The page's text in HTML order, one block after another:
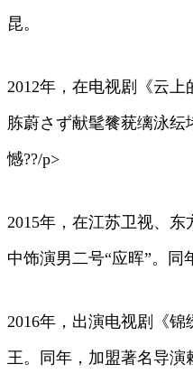
昆。
2012年，在电视剧《云上
胨蔚さず献髦餮莸缡泳纭
憾??/p>
2015年，在江苏卫视、东
中饰演男二号“应晖”。同
2016年，出演电视剧《
王。同年，加盟著名导演